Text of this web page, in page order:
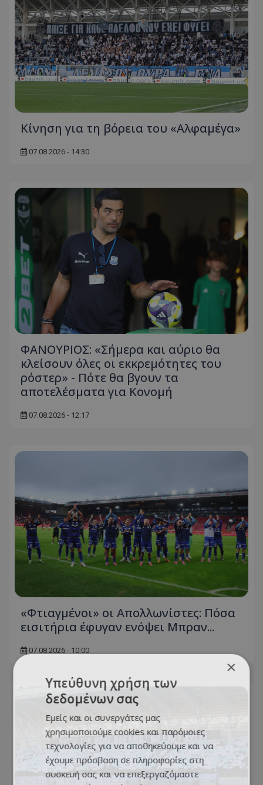
Κίνηση για τη βόρεια του «Αλφαμέγα»
07.08.2026 - 14:30
ΦΑΝΟΥΡΙΟΣ: «Σήμερα και αύριο θα
κλείσουν όλες οι εκκρεμότητες του
ρόστερ» - Πότε θα βγουν τα
αποτελέσματα για Κονομή
07.08.2026 - 12:17
«Φτιαγμένοι» οι Απολλωνίστες: Πόσα
εισιτήρια έφυγαν ενόψει Μπραν...
07.08.2026 - 10:00
×
Υπεύθυνη χρήση των
δεδομένων σας
Εμείς και οι συνεργάτες μας
χρησιμοποιούμε cookies και παρόμοιες
τεχνολογίες για να αποθηκεύουμε και να
έχουμε πρόσβαση σε πληροφορίες στη
συσκευή σας και να επεξεργαζόμαστε